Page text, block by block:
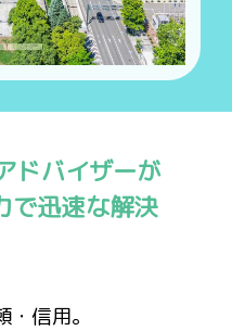
ドバイザーが
で迅速な解決
信用。